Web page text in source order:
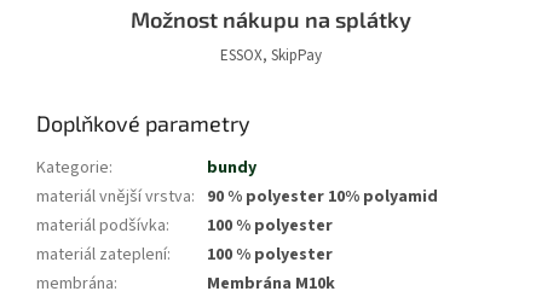
Možnost nákupu na splátky
ESSOX, SkipPay
Doplňkové parametry
Kategorie:
bundy
materiál vnější vrstva: 90 % polyester 10% polyamid
materiál podšívka:
100 % polyester
materiál zateplení:
100 % polyester
membrána:
Membrána M10k